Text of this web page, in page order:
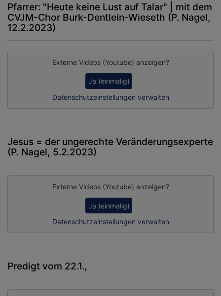
Pfarrer: "Heute keine Lust auf Talar" | mit dem
CVJM-Chor Burk-Dentlein-Wieseth (P. Nagel,
12.2.2023)
Externe Videos (Youtube) anzeigen?
Ja (einmalig)
Datenschutzeinstellungen verwalten
Jesus = der ungerechte Veränderungsexperte
(P. Nagel, 5.2.2023)
Externe Videos (Youtube) anzeigen?
Ja (einmalig)
Datenschutzeinstellungen verwalten
Predigt vom 22.1.,